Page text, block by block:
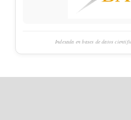
Indexada en bases de datos